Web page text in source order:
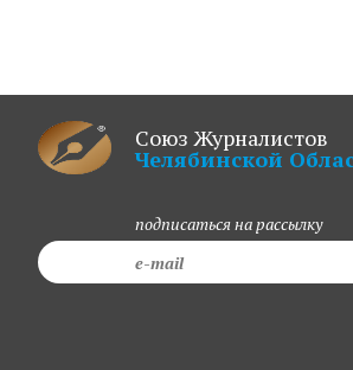
Союз Журналистов
Челябинской
подписаться на рассылку